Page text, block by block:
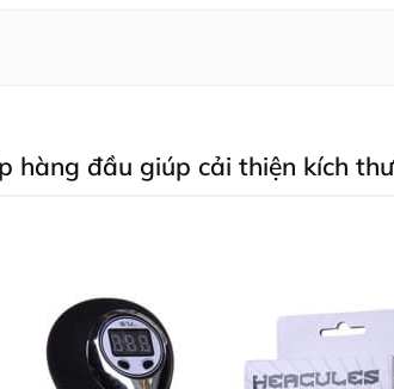
hàng đầu giúp cải thiện kích